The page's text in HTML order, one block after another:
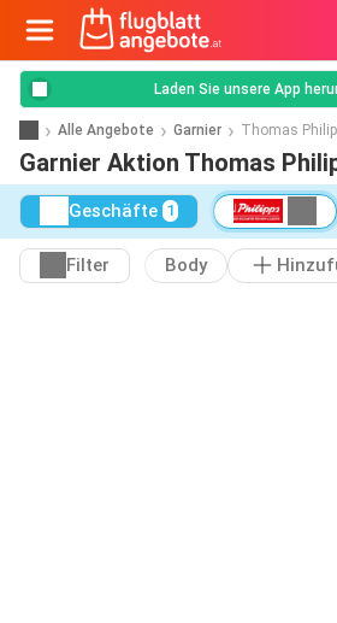
Laden Sie unsere App
Alle Angebote Garnier Thomas
Garnier Aktion Thomas
Geschäfte 1
Filter Body